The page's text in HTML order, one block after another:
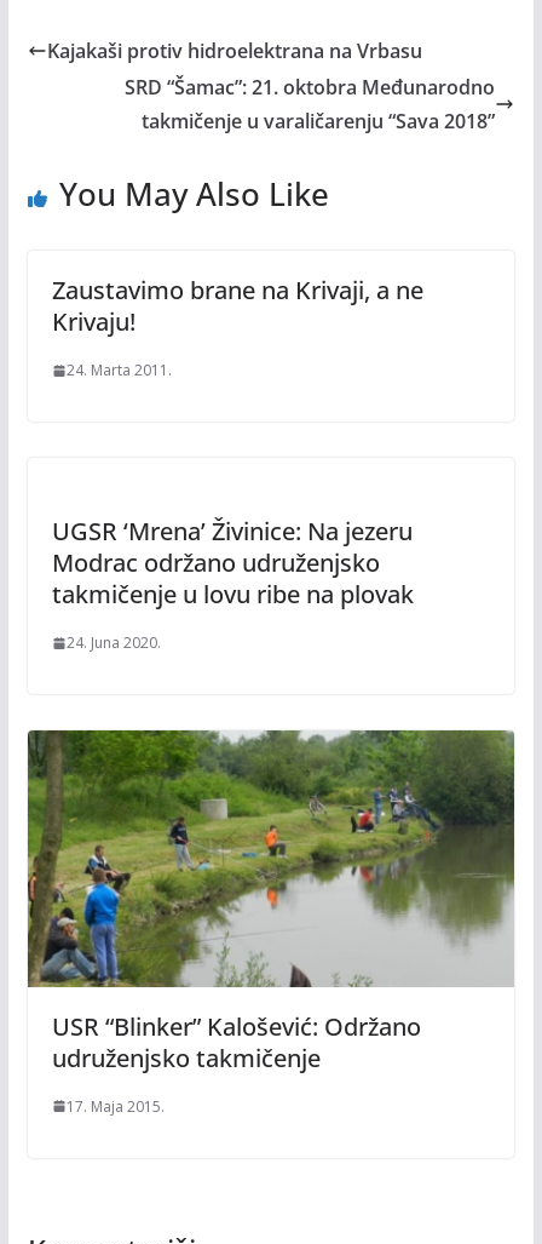
Kajakaši protiv hidroelektrana na Vrbasu
SRD “Šamac”: 21. oktobra Međunarodno
takmičenje u varaličarenju “Sava 2018”
You May Also Like
Zaustavimo brane na Krivaji, a ne
Krivaju!
24. Marta 2011.
UGSR ‘Mrena’ Živinice: Na jezeru
Modrac održano udruženjsko
takmičenje u lovu ribe na plovak
24. Juna 2020.
USR “Blinker” Kalošević: Održano
udruženjsko takmičenje
17. Maja 2015.